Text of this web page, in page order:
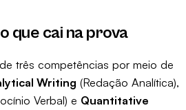
que cai na prova
três competências por meio de
Writing (Redação Analítica),
Verbal) e Quantitative